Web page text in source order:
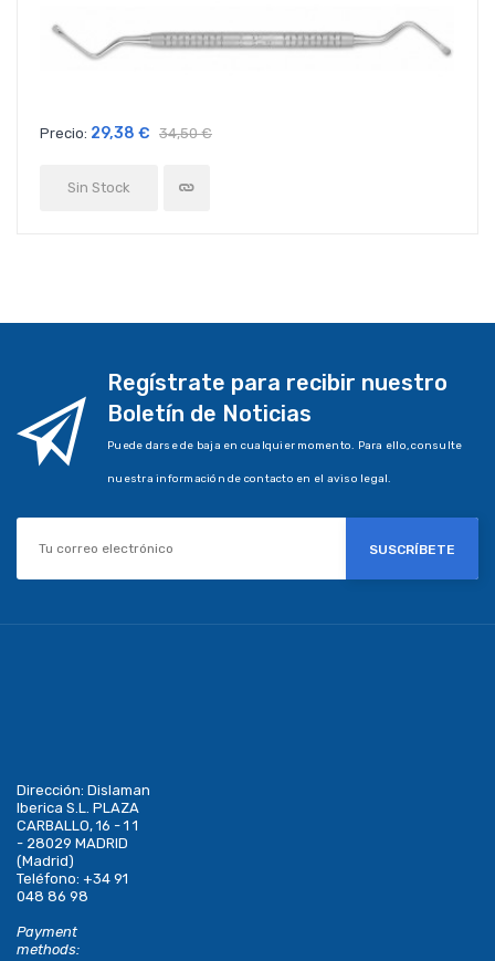
Precio: 29,38 € 34,50 €
Sin Stock
Regístrate para recibir nuestro
Boletín de Noticias
Puede darse de baja en cualquier momento. Para ello, consulte
nuestra información de contacto en el aviso legal.
SUSCRÍBETE
Dirección: Dislaman
Iberica S.L. PLAZA
CARBALLO, 16 - 1 1
- 28029 MADRID
(Madrid)
Teléfono: +34 91
048 86 98
Payment
methods: